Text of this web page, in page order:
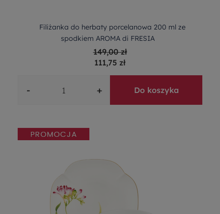
Filiżanka do herbaty porcelanowa 200 ml ze
spodkiem AROMA di FRESIA
149,00 zł
111,75 zł
- + Do koszyka